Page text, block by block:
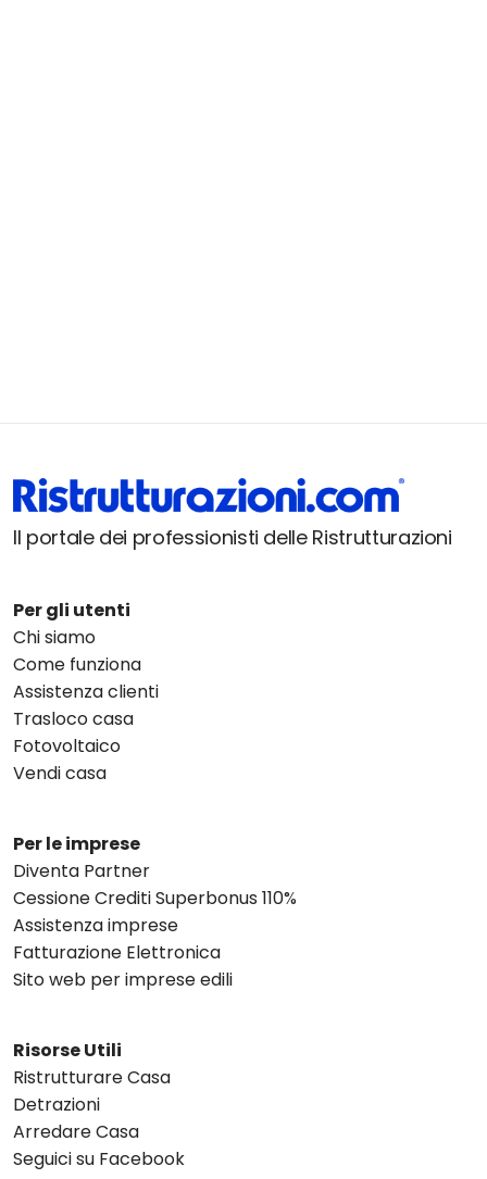
Il portale dei professionisti delle Ristrutturazioni
Per gli utenti
Chi siamo
Come funziona
Assistenza clienti
Trasloco casa
Fotovoltaico
Vendi casa
Per le imprese
Diventa Partner
Cessione Crediti Superbonus 110%
Assistenza imprese
Fatturazione Elettronica
Sito web per imprese edili
Risorse Utili
Ristrutturare Casa
Detrazioni
Arredare Casa
Seguici su Facebook